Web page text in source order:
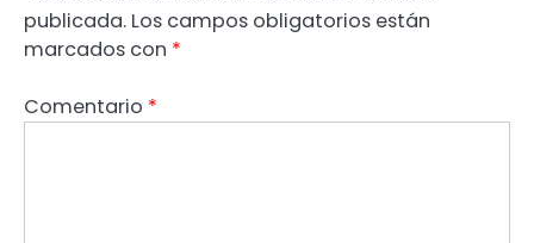
publicada. Los campos obligatorios están
marcados con *
Comentario *